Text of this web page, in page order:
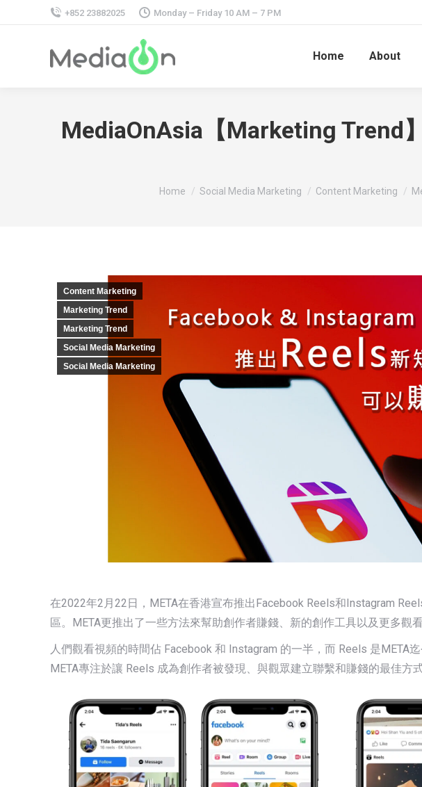
+852 23882025 Monday – Friday 10 AM – 7 PM
Home About
MediaOnAsia【Marketing Trend
You are here:
Home Social Media Marketing Content Marketing
Content Marketing
Marketing Trend
Marketing Trend
Social Media Marketing
Social Media Marketing
在2022年2月22日，META在香港宣布推出Facebook Reels和Instagram
區。META更推出了一些方法來幫助創作者賺錢、新的創作工具以及更多觀
人們觀看視頻的時間佔 Facebook 和 Instagram 的一半，而 Reels 是META
META專注於讓 Reels 成為創作者被發現、與觀眾建立聯繫和賺錢的最佳方式